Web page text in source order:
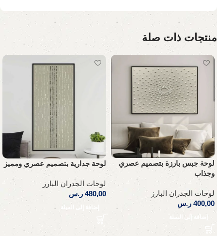
منتجات ذات صلة
لوحة جبس بارزة بتصميم عصري
وجذاب
لوحات الجدران البارز
400,00 ر.س
إضافة إلى السلة
لوحة جدارية بتصميم عصري ومميز
لوحات الجدران البارز
480,00 ر.س
إضافة إلى السلة